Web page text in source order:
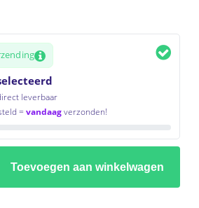
leverbaar
=vandaagverzonden!
Toevoegen aan winkelwagen